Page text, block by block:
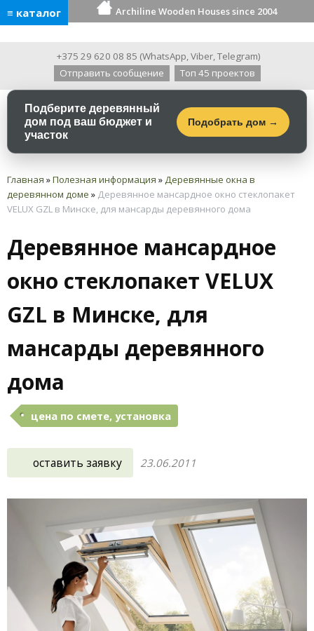
≡ каталог Archiline Wooden Houses since 2004
+375 29 620 08 85 (WhatsApp,Viber,Telegram)
Отправить сообщение
Топ 45 проектов
Подберите деревянный
дом под ваш бюджет и
участок
Подобрать дом →
Главная »Полезная информация »Деревянные окна в
деревянном доме » Деревянное мансардное окно стеклопакет
VELUX GZL в Минске, для мансарды деревянного дома
Деревянное мансардное
окно стеклопакет VELUX
GZL в Минске, для
мансарды деревянного
дома
цена по смете, установка
оставить заявку 23.06.2011